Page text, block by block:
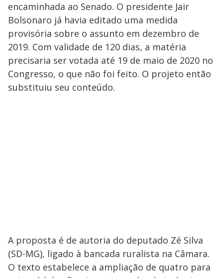
encaminhada ao Senado. O presidente Jair
Bolsonaro já havia editado uma medida
provisória sobre o assunto em dezembro de
2019. Com validade de 120 dias, a matéria
precisaria ser votada até 19 de maio de 2020 no
Congresso, o que não foi feito. O projeto então
substituiu seu conteúdo.
A proposta é de autoria do deputado Zé Silva
(SD-MG), ligado à bancada ruralista na Câmara.
O texto estabelece a ampliação de quatro para